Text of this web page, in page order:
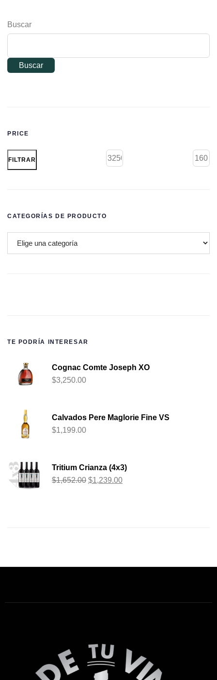
Buscar
Buscar
PRICE
FILTRAR
CATEGORÍAS DE PRODUCTO
TE PODRÍA INTERESAR
Cognac Comte Joseph XO
$3,250.00
Calvados Pere Maglorie Fine VS
$1,199.00
Tritium Crianza (4x3)
$1,652.00 $1,239.00